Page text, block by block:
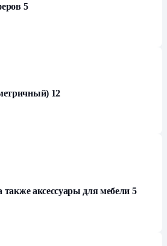
5
12
аксессуары для мебели 5